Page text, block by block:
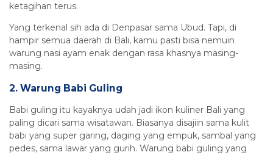
ketagihan terus.
Yang terkenal sih ada di Denpasar sama Ubud. Tapi, di
hampir semua daerah di Bali, kamu pasti bisa nemuin
warung nasi ayam enak dengan rasa khasnya masing-
masing.
2. Warung Babi Guling
Babi guling itu kayaknya udah jadi ikon kuliner Bali yang
paling dicari sama wisatawan. Biasanya disajiin sama kulit
babi yang super garing, daging yang empuk, sambal yang
pedes, sama lawar yang gurih. Warung babi guling yang